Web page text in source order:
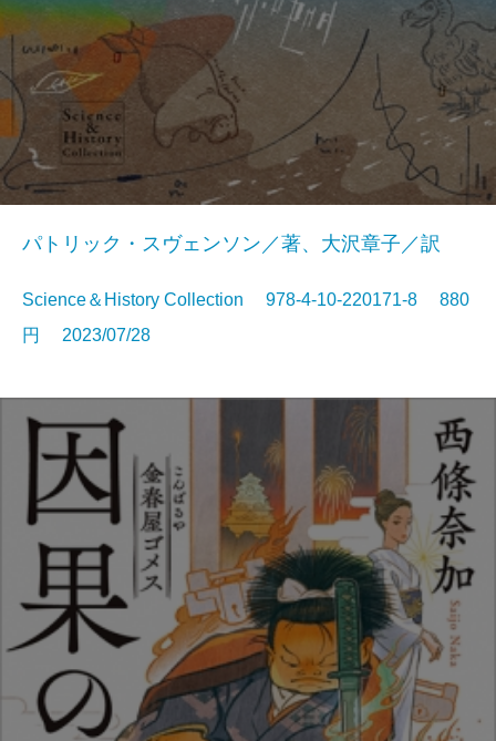
パトリック・スヴェンソン／著、大沢章子／訳
Science＆History Collection 978-4-10-220171-8 880
円 2023/07/28